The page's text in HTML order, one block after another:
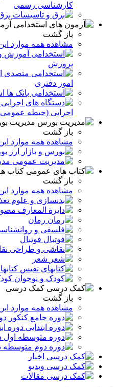
کارشناسی رسمی
باز گشت
مشاهده همه موارد
پرورش
امور دفتری
اجرایی (حیطه
مدیریت
باز گشت
مشاهده همه موارد
کتاب
باز گشت
مشاهده همه موارد
رمان
فوتبال
شعر
کمک درسی
باز گشت
مشاهده همه موارد
دوره
اخبار
ویدیو
مقالات